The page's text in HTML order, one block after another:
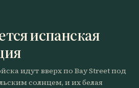
испанская
идут вверх по Bay Street под
солнцем, и их белая